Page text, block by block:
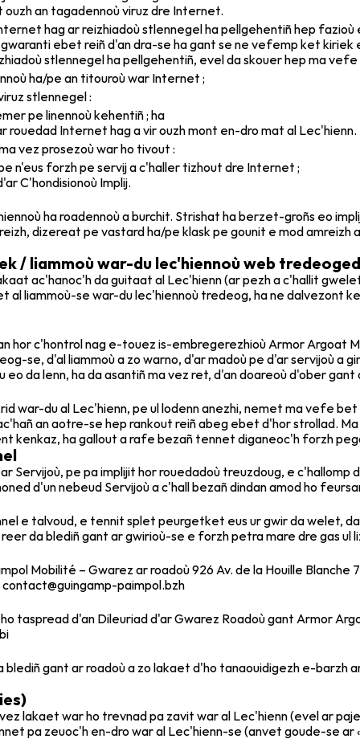
an tagadennoù viruz dre Internet.
hag ar reizhiadoù stlennegel ha pellgehentiñ hep fazioù
ebet reiñ d'an dra-se ha gant se ne vefemp ket kiriek
stlennegel ha pellgehentiñ, evel da skouer hep ma
ha/pe an titouroù war Internet ;
stlennegel :
pe linennoù kehentiñ ; ha
rouedad Internet hag a vir ouzh mont en-dro mat al Lec'hienn.
vez prosezoù war ho tivout :
n'eus forzh pe servij a c'haller tizhout dre Internet ;
C'hondisionoù Implij.
ha roadennoù a burchit. Strishat ha berzet-groñs eo
dizereat pe vastard ha/pe klask pe gounit e mod
/ liammoù war-du lec'hiennoù web tredeoged
ac'hanoc'h da guitaat al Lec'hienn (ar pezh a c'hallit
al liammoù-se war-du lec'hiennoù tredeog, ha ne dalvezont
hor c'hontrol nag e-touez is-embregerezhioù Armor Argoat
se, d'al liammoù a zo warno, d'ar madoù pe d'ar servijoù a
da lenn, ha da asantiñ ma vez ret, d'an doareoù d'ober
war-du al Lec'hienn, pe ul lodenn anezhi, nemet ma vefe
an aotre-se hep rankout reiñ abeg ebet d'hor strollad.
kenkaz, ha gallout a rafe bezañ tennet diganeoc'h forzh
Servijoù, pe pa implijit hor rouedadoù treuzdoug, e c'hallomp
d'un nebeud Servijoù a c'hall bezañ dindan amod ho
e talvoud, e tennit splet peurgetket eus ur gwir da welet,
da blediñ gant ar gwirioù-se e forzh petra mare dre gas ul
Mobilité – Gwarez ar roadoù 926 Av. de la Houille
paimpol.bzh
taspread d'an Dileuriad d'ar Gwarez Roadoù gant Armor
blediñ gant ar roadoù a zo lakaet d'ho tanaouidigezh e-barzh
lakaet war ho trevnad pa zavit war al Lec'hienn (evel ar
pa zeuoc'h en-dro war al Lec'hienn-se (anvet goude-se ar